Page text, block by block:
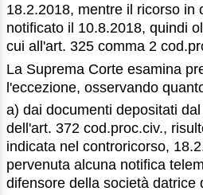
18.2.2018, mentre il ricorso in
notificato il 10.8.2018, quindi
cui all'art. 325 comma 2
La Suprema Corte esamina
l'eccezione, osservando
a) dai documenti depositati
dell'art. 372 cod.proc.civ.,
indicata nel controricorso,
pervenuta alcuna notifica
difensore della società datrice